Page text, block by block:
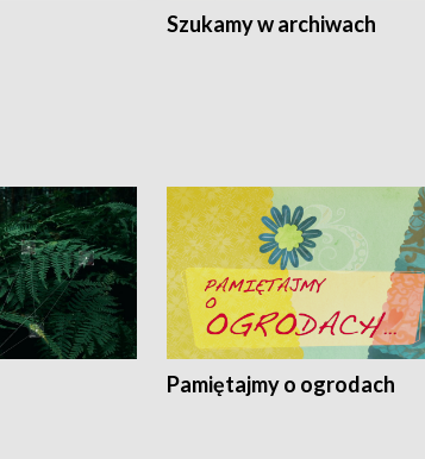
Szukamy w archiwach
Pamiętajmy o ogrodach